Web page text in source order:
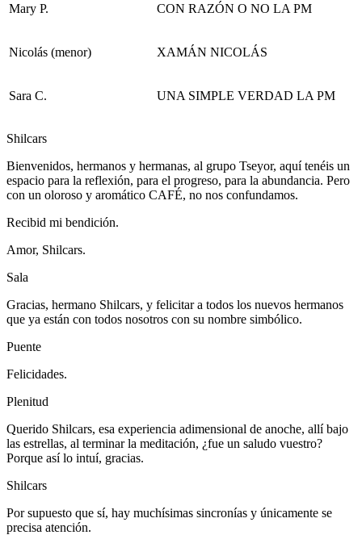
Mary P. CON RAZÓN O NO LA PM
Nicolás (menor) XAMÁN NICOLÁS
Sara C. UNA SIMPLE VERDAD LA PM
Shilcars
Bienvenidos, hermanos y hermanas, al grupo Tseyor, aquí tenéis un
espacio para la reflexión, para el progreso, para la abundancia. Pero
con un oloroso y aromático CAFÉ, no nos confundamos.
Recibid mi bendición.
Amor, Shilcars.
Sala
Gracias, hermano Shilcars, y felicitar a todos los nuevos hermanos
que ya están con todos nosotros con su nombre simbólico.
Puente
Felicidades.
Plenitud
Querido Shilcars, esa experiencia adimensional de anoche, allí bajo
las estrellas, al terminar la meditación, ¿fue un saludo vuestro?
Porque así lo intuí, gracias.
Shilcars
Por supuesto que sí, hay muchísimas sincronías y únicamente se
precisa atención.